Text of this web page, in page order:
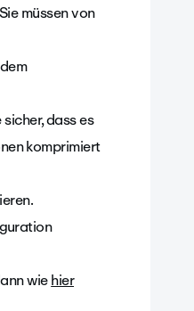
müssen von
dass es
komprimiert
wiehier